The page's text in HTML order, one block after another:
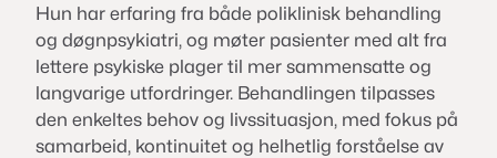
Hun har erfaring fra både poliklinisk behandling
og døgnpsykiatri, og møter pasienter med alt fra
lettere psykiske plager til mer sammensatte og
langvarige utfordringer. Behandlingen tilpasses
den enkeltes behov og livssituasjon, med fokus på
samarbeid, kontinuitet og helhetlig forståelse av